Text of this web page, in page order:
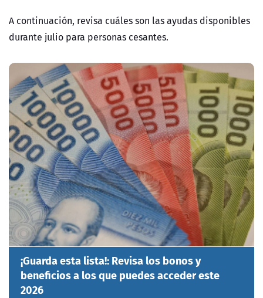
A continuación, revisa cuáles son las ayudas disponibles
durante julio para personas cesantes.
¡Guarda esta lista!: Revisa los bonos y
beneficios a los que puedes acceder este
2026